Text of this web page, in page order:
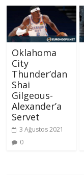
Oklahoma
City
Thunder’dan
Shai
Gilgeous-
Alexander’a
Servet
3 Ağustos 2021
0